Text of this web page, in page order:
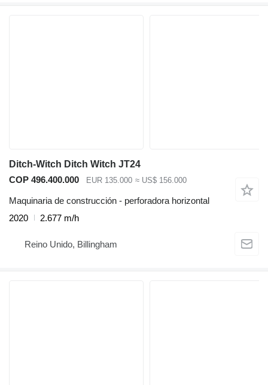
Ditch-Witch Ditch Witch JT24
COP 496.400.000
EUR 135.000 ≈ US$ 156.000
Maquinaria de construcción - perforadora horizontal
2020
2.677 m/h
Reino Unido, Billingham